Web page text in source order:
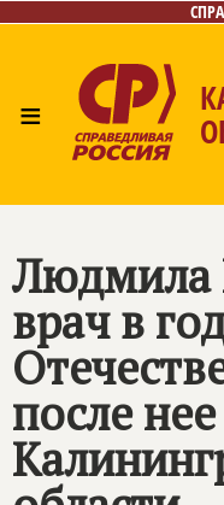
≡
Людмила
врач в
после